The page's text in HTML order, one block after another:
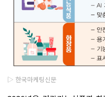
▷ 한국마케팅신문